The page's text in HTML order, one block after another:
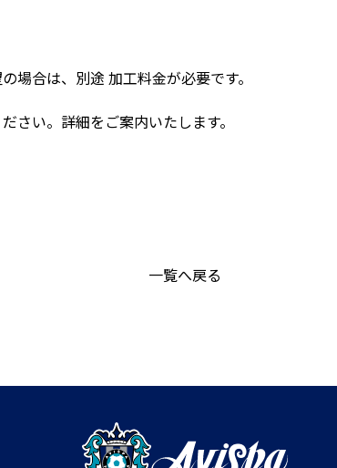
合は、別途 加工料金が必要です。
さい。詳細をご案内いたします。
一覧へ戻る